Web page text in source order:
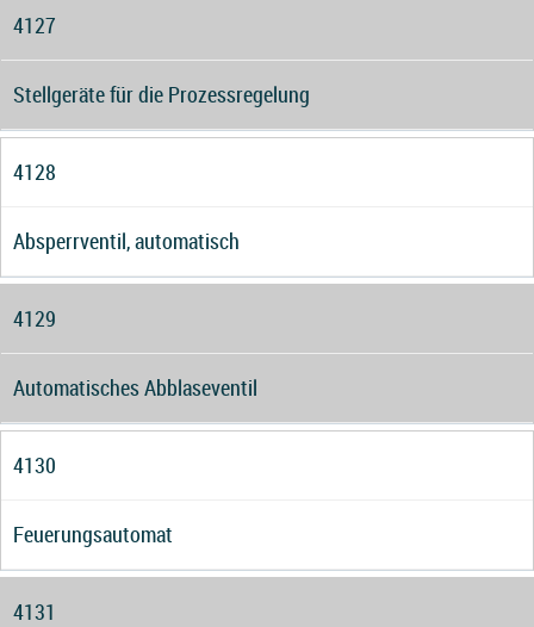
4127
Stellgeräte für die Prozessregelung
4128
Absperrventil, automatisch
4129
Automatisches Abblaseventil
4130
Feuerungsautomat
4131